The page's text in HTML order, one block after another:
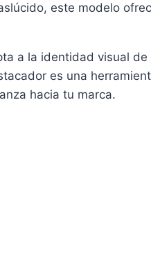
este modelo
a la identidad visual
es una
hacia tu marca.